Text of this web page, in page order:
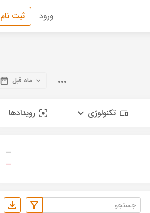
ورود ثبت نام
ماه قبل
تکنولوژی رویدادها
—
—